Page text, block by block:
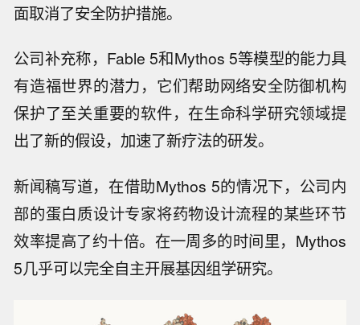
面取消了安全防护措施。
公司补充称，Fable 5和Mythos 5等模型的能力具
有造福世界的潜力，它们帮助网络安全防御机构
保护了至关重要的软件，在生命科学研究领域提
出了新的假设，加速了新疗法的研发。
新闻稿写道，在借助Mythos 5的情况下，公司内
部的蛋白质设计专家将药物设计流程的某些环节
效率提高了约十倍。在一周多的时间里，Mythos
5几乎可以完全自主开展基因组学研究。